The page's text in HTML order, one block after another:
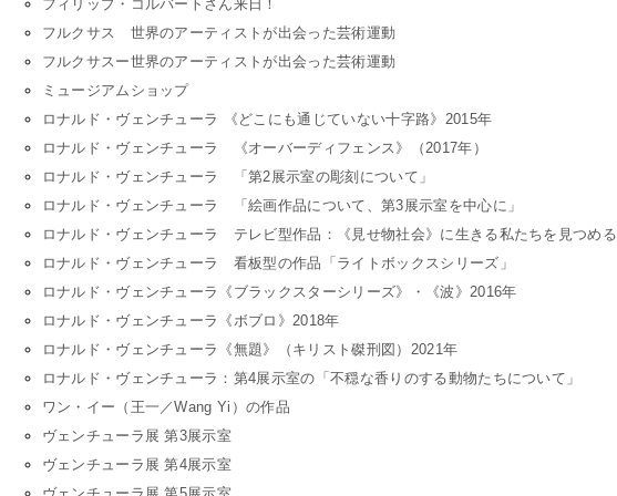
フィリップ・コルバートさん来日！
フルクサス 世界のアーティストが出会った芸術運動
フルクサスー世界のアーティストが出会った芸術運動
ミュージアムショップ
ロナルド・ヴェンチューラ 《どこにも通じていない十字路》2015年
ロナルド・ヴェンチューラ 《オーバーディフェンス》（2017年）
ロナルド・ヴェンチューラ 「第2展示室の彫刻について」
ロナルド・ヴェンチューラ 「絵画作品について、第3展示室を中心に」
ロナルド・ヴェンチューラ テレビ型作品：《見せ物社会》に生きる私たちを見つめる
ロナルド・ヴェンチューラ 看板型の作品「ライトボックスシリーズ」
ロナルド・ヴェンチューラ《ブラックスターシリーズ》・《波》2016年
ロナルド・ヴェンチューラ《ボブロ》2018年
ロナルド・ヴェンチューラ《無題》（キリスト磔刑図）2021年
ロナルド・ヴェンチューラ：第4展示室の「不穏な香りのする動物たちについて」
ワン・イー（王一／Wang Yi）の作品
ヴェンチューラ展 第3展示室
ヴェンチューラ展 第4展示室